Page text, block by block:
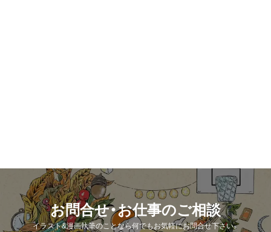
お問合せ・お仕事のご相談
イラスト&漫画執筆のことなら何でもお気軽にお問合せ下さい。